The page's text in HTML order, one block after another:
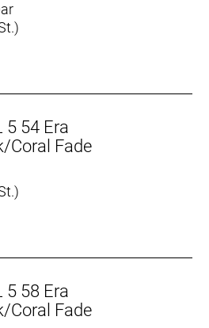
105 R7100, max. 36 Z. an
105 R7120, 12fach //
12fach
CL700, Center Lock
mm // Shimano RT70,
160 mm
mm // Shimano RT70,
160 mm
5 54 Era
Coral Fade
5 58 Era
Coral Fade